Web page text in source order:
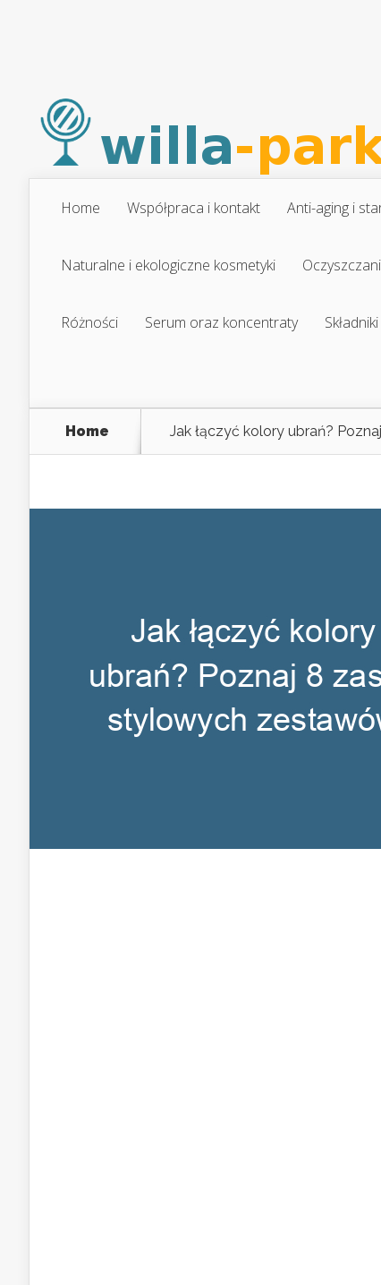
Home Współpraca i kontakt Anti-aging i
Naturalne i ekologiczne kosmetyki
Różności Serum oraz koncentraty
Home Jak łączyć kolory ubrań?